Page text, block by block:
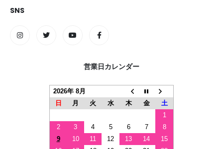
SNS
営業日カレンダー
2026年 8月
日
月 火 水 木 金
土
1
2
3 4 5 6 7
8
9
10 11 12 13 14
15